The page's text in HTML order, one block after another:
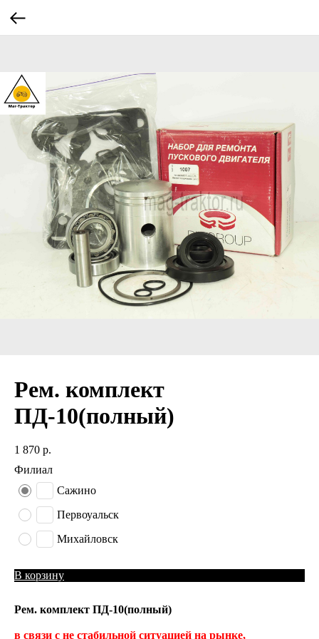
Рем. комплект
ПД-10(полный)
1 870 р.
Филиал
Сажино
Первоуальск
Михайловск
В корзину
Рем. комплект ПД-10(полный)
в связи с не стабильной ситуацией на рынке,